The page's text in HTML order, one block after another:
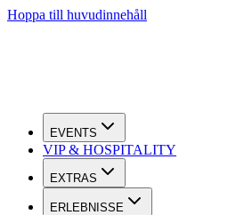
Hoppa till huvudinnehåll
EVENTS
VIP & HOSPITALITY
EXTRAS
ERLEBNISSE